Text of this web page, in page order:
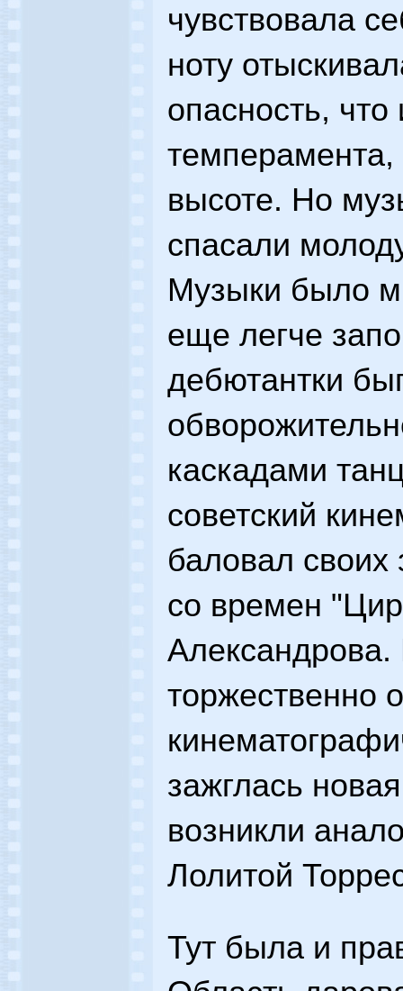
чувствовала
ноту
опасность,
темперамента,
высоте. Но
спасали
Музыки было
еще легче
дебютантки
каскадами
советский
баловал своих
со времен
торжественно
зажглась
возникли
Лолитой
Тут была и